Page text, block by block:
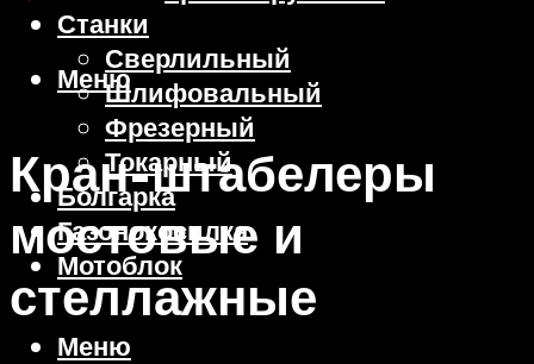
Станки
Сверлильный
Шлифовальный
Фрезерный
Токарный
Болгарка
Газонокосилка
Мотоблок
Меню
Меню
Кран-штабелеры
мостовые и
стеллажные